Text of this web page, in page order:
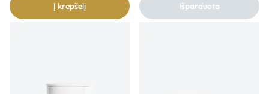
Į krepšelį Išparduota